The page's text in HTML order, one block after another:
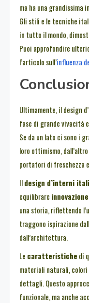
ma ha una grandissima
Gli stili e le tecniche
in tutto il mondo,
Puoi approfondire
l’articolo sull’influenza
Ultimamente, il design
fase di grande vivacità
Se da un lato ci sono i
loro ottimismo,
portatori di freschezza
Ildesign d’interni
equilibrare innovazione
una storia, riflettendo
traggono ispirazione
dall’architettura.
Le caratteristiche di
materiali naturali, colori
dettagli. Questo
funzionale, ma anche